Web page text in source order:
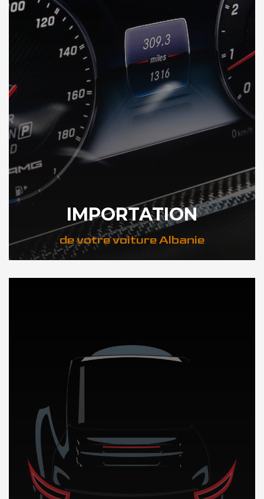
IMPORTATION
de votre voiture Albanie
DÉCOUVREZ NOTRE IMPORTATION AUTO en Albanie